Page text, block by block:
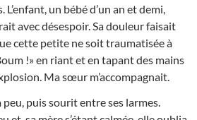
un bébé d’un an et demi,
avec désespoir. Sa douleur faisait
cette petite ne soit traumatisée à
!» en riant et en tapant des mains
Ma sœur m’accompagnait.
peu, puis sourit entre ses larmes.